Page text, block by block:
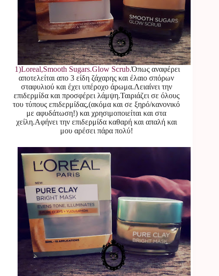
1)Loreal,Smooth Sugars.Glow Scrub.Όπως αναφέρει
αποτελείται απο 3 είδη ζάχαρης και έλαιο σπόρων
σταφυλιού και έχει υπέροχο άρωμα.Λειαίνει την
επιδερμίδα και προσφέρει λάμψη.Ταιριάζει σε όλους
του τύπους επιδερμίδας,(ακόμα και σε ξηρό/κανονικό
με αφυδάτωση!) και χρησιμοποιείται και στα
χείλη.Αφήνει την επιδερμίδα καθαρή και απαλή και
μoυ αρέσει πάρα πολύ!